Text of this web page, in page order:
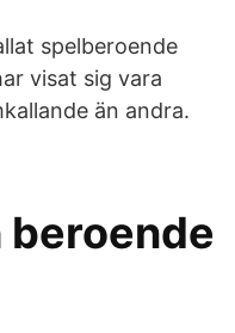
spelberoende
visat sig vara
än andra.